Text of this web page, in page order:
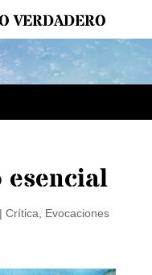
VERDADERO
| Crítica
Evocaciones